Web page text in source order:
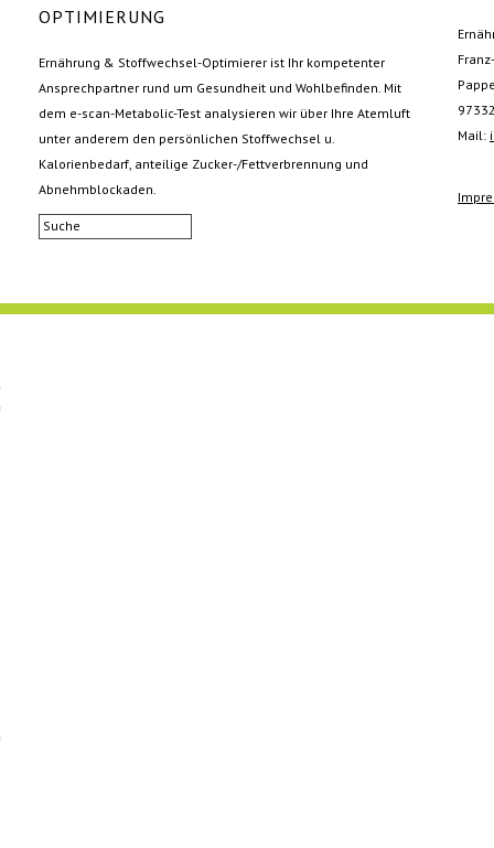
OPTIMIERUNG
Ernährung & Stoffwechsel-Optimierer ist Ihr kompetenter
Ansprechpartner rund um Gesundheit und Wohlbefinden. Mit
dem e-scan-Metabolic-Test analysieren wir über Ihre Atemluft
unter anderem den persönlichen Stoffwechsel u.
Kalorienbedarf, anteilige Zucker-/Fettverbrennung und
Abnehmblockaden.
Mail: